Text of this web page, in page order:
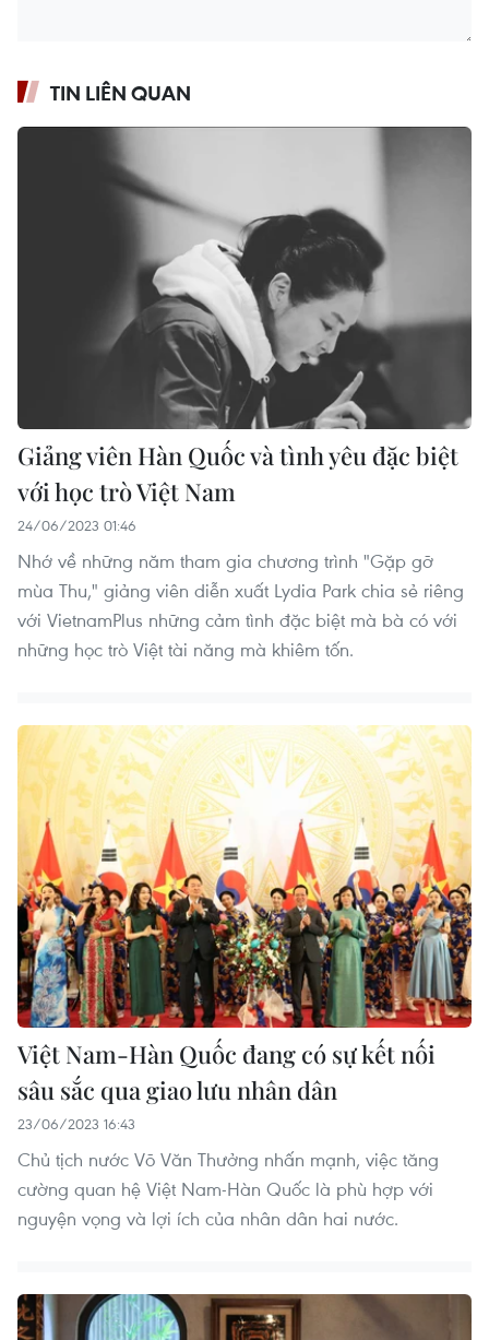
TIN LIÊN QUAN
Giảng viên Hàn Quốc và tình yêu đặc biệt
với học trò Việt Nam
24/06/2023 01:46
Nhớ về những năm tham gia chương trình "Gặp gỡ
mùa Thu," giảng viên diễn xuất Lydia Park chia sẻ riêng
với VietnamPlus những cảm tình đặc biệt mà bà có với
những học trò Việt tài năng mà khiêm tốn.
Việt Nam-Hàn Quốc đang có sự kết nối
sâu sắc qua giao lưu nhân dân
23/06/2023 16:43
Chủ tịch nước Võ Văn Thưởng nhấn mạnh, việc tăng
cường quan hệ Việt Nam-Hàn Quốc là phù hợp với
nguyện vọng và lợi ích của nhân dân hai nước.